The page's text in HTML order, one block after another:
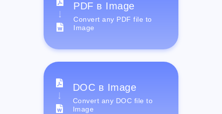
PDF в Image
Convert any PDF file to
Image
DOC в Image
Convert any DOC file to
Image